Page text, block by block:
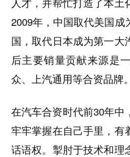
2009年，中国取代美国成
国，取代日本成为第一大
后主要销量贡献来源是
众、上汽通用等合资品牌。
在汽车合资时代前30年中
牢牢掌握在自己手里，有
话语权。掣肘于技术和理